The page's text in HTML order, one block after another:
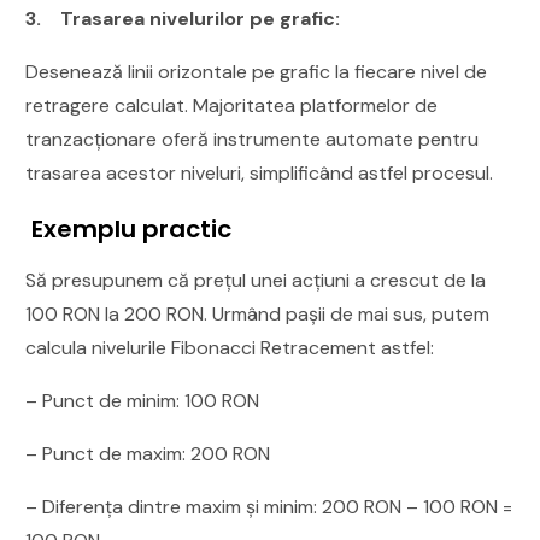
3. Trasarea nivelurilor pe grafic:
Desenează linii orizontale pe grafic la fiecare nivel de
retragere calculat. Majoritatea platformelor de
tranzacționare oferă instrumente automate pentru
trasarea acestor niveluri, simplificând astfel procesul.
Exemplu practic
Să presupunem că prețul unei acțiuni a crescut de la
100 RON la 200 RON. Urmând pașii de mai sus, putem
calcula nivelurile Fibonacci Retracement astfel:
– Punct de minim: 100 RON
– Punct de maxim: 200 RON
– Diferența dintre maxim și minim: 200 RON – 100 RON =